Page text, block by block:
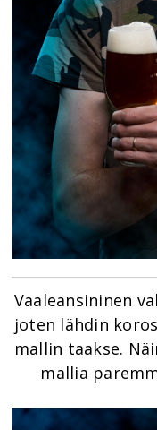
Vaaleansininen
joten lähdin
mallin taakse.
mallia